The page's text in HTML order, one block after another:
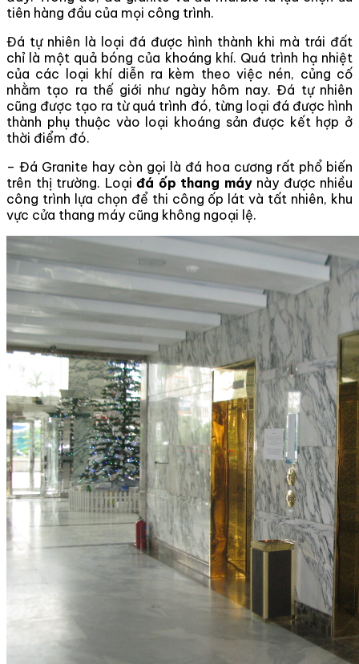
tiên hàng đầu của mọi công trình.
Đá tự nhiên là loại đá được hình thành khi mà trái đất
chỉ là một quả bóng của khoáng khí. Quá trình hạ nhiệt
của các loại khí diễn ra kèm theo việc nén, củng cố
nhằm tạo ra thế giới như ngày hôm nay. Đá tự nhiên
cũng được tạo ra từ quá trình đó, từng loại đá được hình
thành phụ thuộc vào loại khoáng sản được kết hợp ở
thời điểm đó.
– Đá Granite hay còn gọi là đá hoa cương rất phổ biến
trên thị trường. Loại đá ốp thang máy này được nhiều
công trình lựa chọn để thi công ốp lát và tất nhiên, khu
vực cửa thang máy cũng không ngoại lệ.